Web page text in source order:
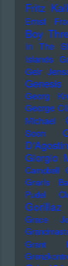
Fritz
Ernst
Boy
In The
Islands
Geir
Georg
George
Michael
Soon
Giorgio
Campbell
Gnarls
Pudel
Gorillaz
Grace
Grant